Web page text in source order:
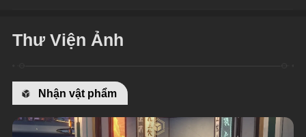
Thư Viện Ảnh
Nhận vật phẩm